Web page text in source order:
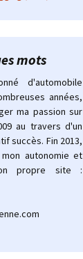
mots
d'automobile
années,
ma passion sur
au travers d'un
succès. Fin 2013,
autonomie et
propre site :